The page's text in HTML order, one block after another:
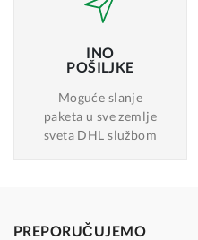
INO
POŠILJKE
Moguće slanje
paketa u sve zemlje
sveta DHL službom
PREPORUČUJEMO